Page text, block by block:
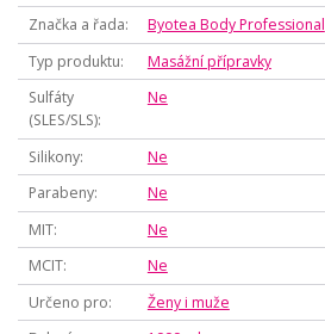
Značka a řada
Byotea Body Professional
Typ produktu
Masážní přípravky
Sulfáty
(SLES/SLS)
Ne
Silikony
Ne
Parabeny
Ne
MIT
Ne
MCIT
Ne
Určeno pro
Ženy i muže